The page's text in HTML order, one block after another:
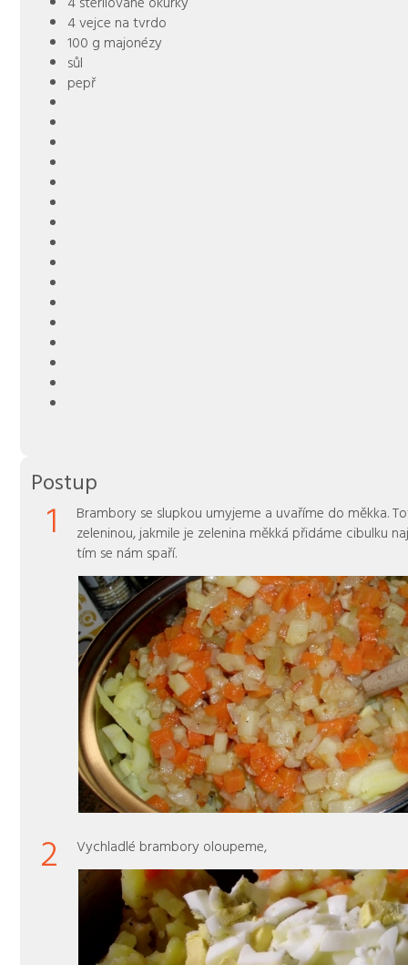
4 vejce na tvrdo
100 g majonézy
sůl
pepř
Postup
1
Brambory se slupkou umyjeme a uvaříme do měkka.
zeleninou, jakmile je zelenina měkká přidáme cibulku najemno nakrájenou,
tím se nám spaří.
2 Vychladlé brambory oloupeme,